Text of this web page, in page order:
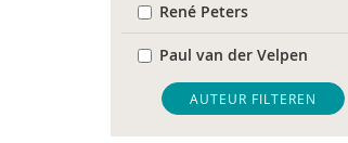
René Peters
Paul van der Velpen
AUTEUR FILTEREN